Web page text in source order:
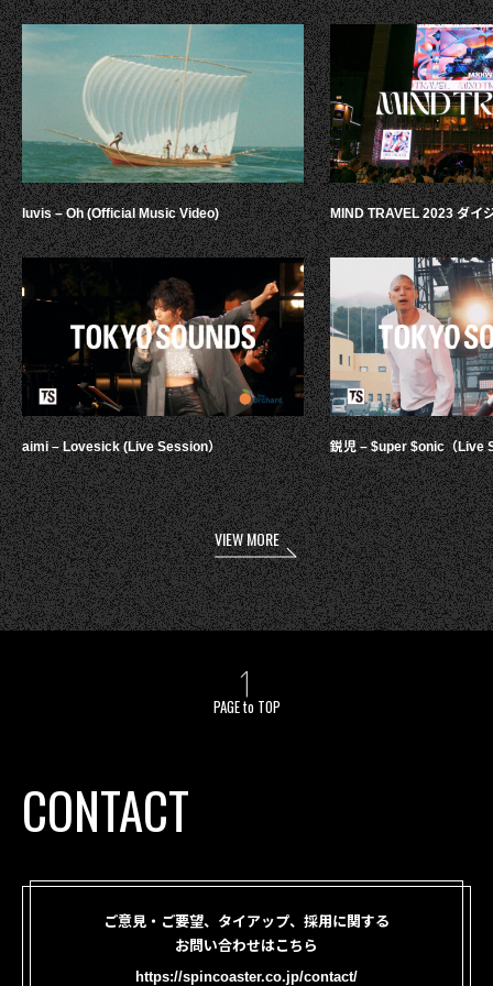
luvis – Oh (Official Music Video)
aimi – Lovesick (Live Session）
MIND TRAVEL 2023 ダイ
鋭児 – $uper $onic（Live
VIEW MORE
PAGE to TOP
CONTACT
ご意見・ご要望、タイアップ、採用に関する
お問い合わせはこちら
https://spincoaster.co.jp/contact/